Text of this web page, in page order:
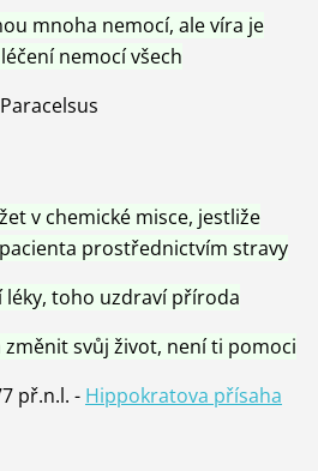
mnoha nemocí, ale víra je
nemocí všech
Paracelsus
v chemické misce, jestliže
prostřednictvím stravy
léky, toho uzdraví příroda
svůj život, není ti pomoci
př.n.l. - Hippokratova přísaha